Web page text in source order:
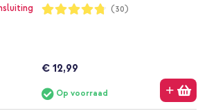
Waardering:
95%
(30)
€ 12,99
Op voorraad